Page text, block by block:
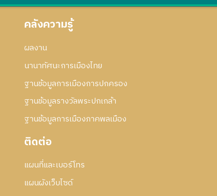
คลังความรู้
ผลงาน
นานาทัศนะการเมืองไทย
ฐานข้อมูลการเมืองการปกครอง
ฐานข้อมูลรางวัลพระปกเกล้า
ฐานข้อมูลการเมืองภาคพลเมือง
ติดต่อ
แผนที่และเบอร์โทร
แผนผังเว็บไซด์